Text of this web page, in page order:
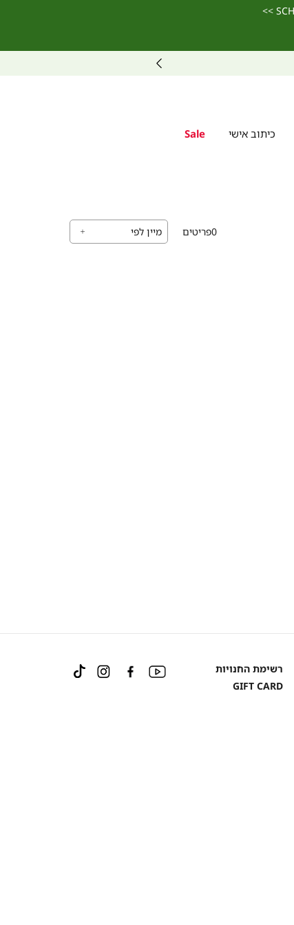
כיתוב אישי Sale
0פריטים
רשימת החנויות
GIFT CARD
YouTube
Facebook
Instagram
TikTok